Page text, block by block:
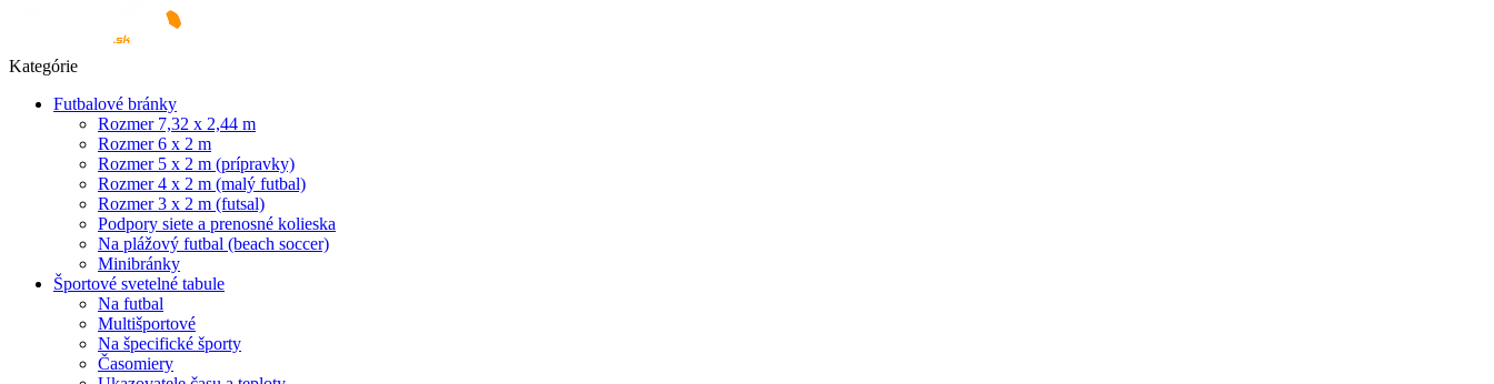
Kategórie
Futbalové bránky
Rozmer 7,32 x 2,44 m
Rozmer 6 x 2 m
Rozmer 5 x 2 m (prípravky)
Rozmer 4 x 2 m (malý futbal)
Rozmer 3 x 2 m (futsal)
Podpory siete a prenosné kolieska
Na plážový futbal (beach soccer)
Minibránky
Športové svetelné tabule
Na futbal
Multišportové
Na špecifické športy
Časomiery